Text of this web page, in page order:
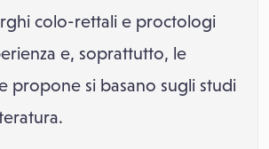
colo-rettali e proctologi
e, soprattutto, le
propone si basano sugli studi